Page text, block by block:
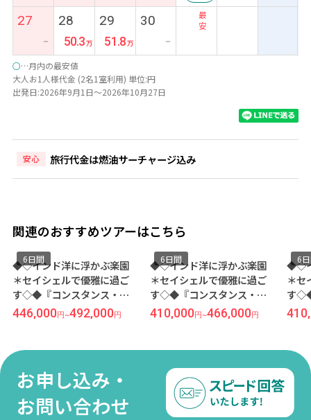
最
安
27
ー
28
50.3
29
51.8
30
ー
○…月内の最安値
大人お1人様代金 (2名1室利用) 単位:円
出発日:2026年9月1日～2026年10月27日
安心 旅行代金は燃油サーチャージ込み
関連のおすすめツアーはこちら
◆◇インド洋に浮かぶ楽園
＊セイシェルで優雅に過ご
す◇◆『コンスタンス・エ
フェリア（ジュニアスイー
ト／夕・朝食付き）』に滞
利用 セイシェル6日間
6日間
446,000 円~492,000 円
◆◇インド洋に浮かぶ楽園
＊セイシェルで優雅に過ご
す◇◆『コンスタンス・エ
フェリア（ジュニアスイー
ト／夕・朝食付き）』に滞
用 セイシェル6日間
6日間
410,000 円~466,000 円
◆◇
＊セ
す
フェ
ト
利用
6
お申し込み・
お問い合わせ